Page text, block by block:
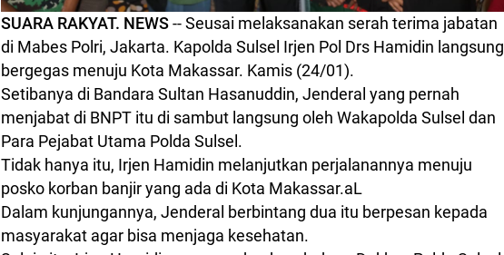
SUARA RAKYAT. NEWS -- Seusai melaksanakan serah terima jabatan
di Mabes Polri, Jakarta. Kapolda Sulsel Irjen Pol Drs Hamidin langsung
bergegas menuju Kota Makassar. Kamis (24/01).
Setibanya di Bandara Sultan Hasanuddin, Jenderal yang pernah
menjabat di BNPT itu di sambut langsung oleh Wakapolda Sulsel dan
Para Pejabat Utama Polda Sulsel.
Tidak hanya itu, Irjen Hamidin melanjutkan perjalanannya menuju
posko korban banjir yang ada di Kota Makassar.aL
Dalam kunjungannya, Jenderal berbintang dua itu berpesan kepada
masyarakat agar bisa menjaga kesehatan.